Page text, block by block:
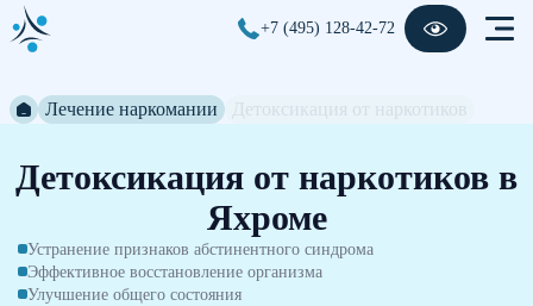
+7 (495) 128-42-72
Лечение наркомании
Детоксикация от наркотиков в
Яхроме
Устранение признаков абстинентного синдрома
Эффективное восстановление организма
Улучшение общего состояния